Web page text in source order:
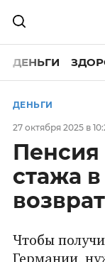
ДЕНЬГИ
ДЕНЬГИ
27 октября 2025 в
Пенсия
стажа
Чтобы